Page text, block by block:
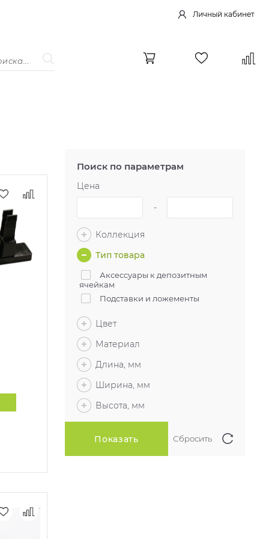
Личный кабинет
Поиск по параметрам
Цена
-
Коллекция
Тип товара
Аксессуары к депозитным
ячейкам
Подставки и ложементы
Цвет
Материал
Длина, мм
Ширина, мм
Высота, мм